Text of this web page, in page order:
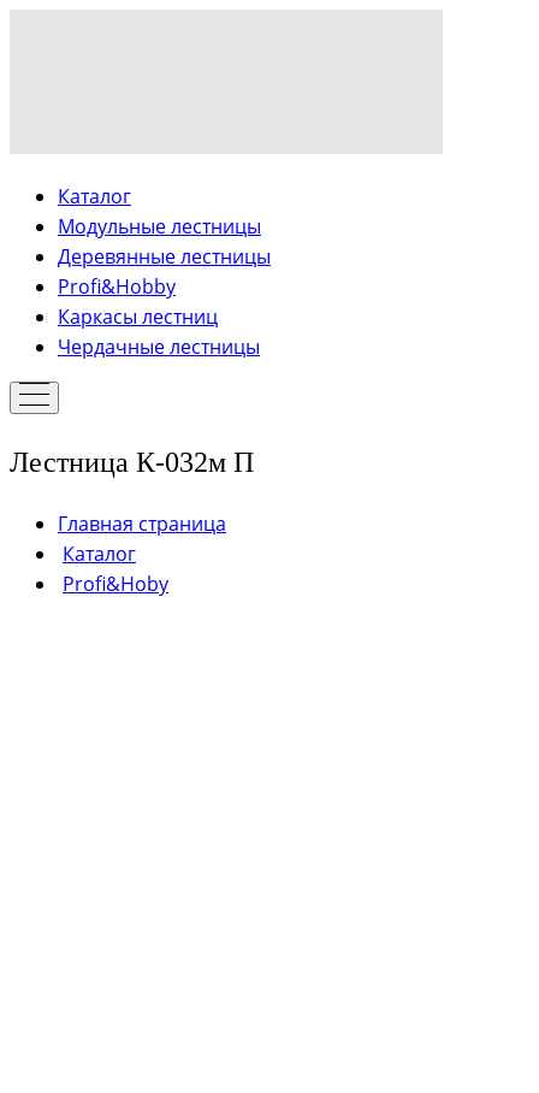
Каталог
Модульные лестницы
Деревянные лестницы
Profi&Hobby
Каркасы лестниц
Чердачные лестницы
Лестница К-032м П
Главная страница
Каталог
Profi&Hoby